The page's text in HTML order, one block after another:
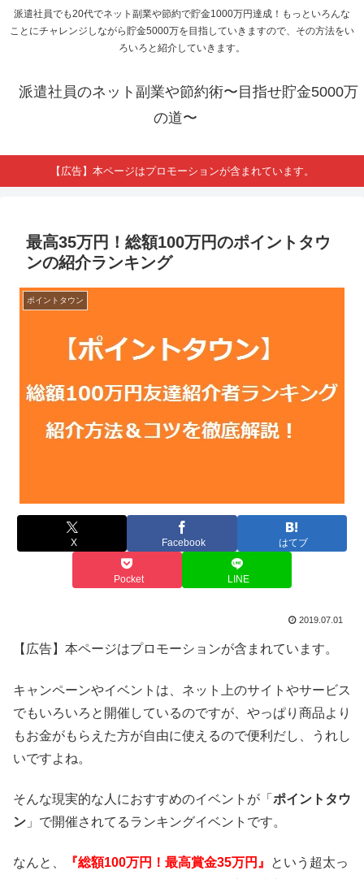
派遣社員でも20代でネット副業や節約で貯金1000万円達成！もっといろんな
ことにチャレンジしながら貯金5000万を目指していきますので、その方法をい
ろいろと紹介していきます。
派遣社員のネット副業や節約術〜目指せ貯金5000万
の道〜
【広告】本ページはプロモーションが含まれています。
最高35万円！総額100万円のポイントタウ
ンの紹介ランキング
ポイントタウン
X Facebook はてブ
Pocket LINE
2019.07.01
【広告】本ページはプロモーションが含まれています。
キャンペーンやイベントは、ネット上のサイトやサービス
でもいろいろと開催しているのですが、やっぱり商品より
もお金がもらえた方が自由に使えるので便利だし、うれし
いですよね。
そんな現実的な人におすすめのイベントが「 ポイントタウ
ン 」で開催されてるランキングイベントです。
なんと、 『総額100万円！最高賞金35万円』
という超太っ